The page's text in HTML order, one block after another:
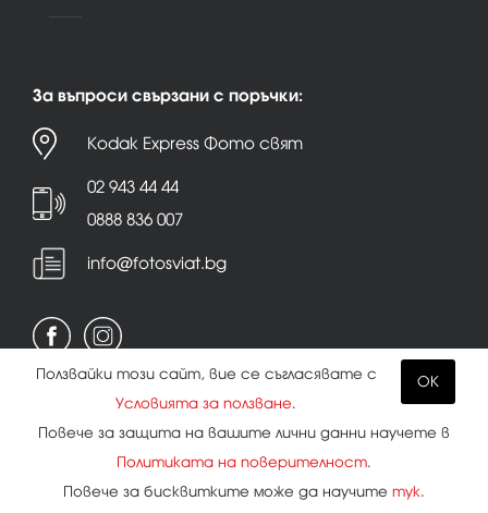
За въпроси свързани с поръчки:
Kodak Express Фото свят
02 943 44 44
0888 836 007
info@fotosviat.bg
|Бисквитки
Всички права запазени.
OK
Ползвайки този сайт, вие се съгласявате с
Условията за ползване.
Повече за защита на вашите лични данни научете в
Политиката на поверителност.
Повече за бисквитките може да научите тук.